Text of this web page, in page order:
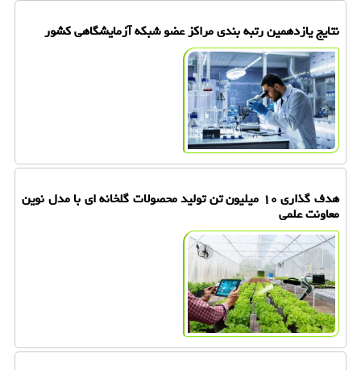
نتایج یازدهمین رتبه بندی مراکز عضو شبکه آزمایشگاهی کشور
هدف گذاری ۱۰ میلیون تن تولید محصولات گلخانه ای با مدل نوین
معاونت علمی